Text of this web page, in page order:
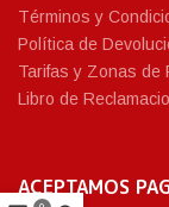
Términos y
Política de
Tarifas y Zonas de
Libro de
ACEPTAMOS